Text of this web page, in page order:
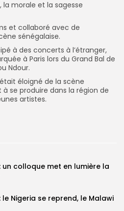
la morale et la sagesse
et collaboré avec de
sénégalaise.
à des concerts à l’étranger,
à Paris lors du Grand Bal de
Ndour.
éloigné de la scène
se produire dans la région de
artistes.
un colloque met en lumière la
le Nigeria se reprend, le Malawi